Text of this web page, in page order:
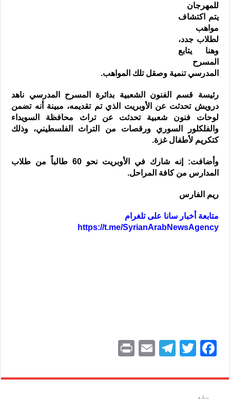
للمهرجان
يتم اكتشاف
مواهب
لطلاب جدد،
وهنا يتابع
المسرح
المدرسي تنمية وصقل تلك المواهب.
رئيسة قسم الفنون الشعبية بدائرة المسرح المدرسي ناهد
درويش تحدثت عن الأوبريت الذي تم تقديمه، مبينة أنه تضمن
لوحات فنون شعبية تحدثت عن تراث محافظة السويداء
والفلكلور السوري ورقصات من التراث الفلسطيني، وذلك
كتكريم لأطفال غزة.
وأضافت: إنه شارك في الأوبريت نحو 60 طالباً من طلاب
المدارس من كافة المراحل.
ريم الفارس
متابعة أخبار سانا على تلغرام
https://t.me/SyrianArabNewsAgency
F
c
T
itt
T
e
E
ai
nt